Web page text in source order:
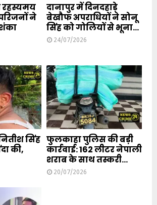
रहस्यमय
ने
दानापुर में दिनदहाड़े
बेखौफ अपराधियों ने सोनू
सिंह को गोलियों से भूना...
24/07/2026
सिंह
की,
फुलकाहा पुलिस की बड़ी
कार्रवाई: 162 लीटर नेपाली
शराब के साथ तस्करी...
20/07/2026